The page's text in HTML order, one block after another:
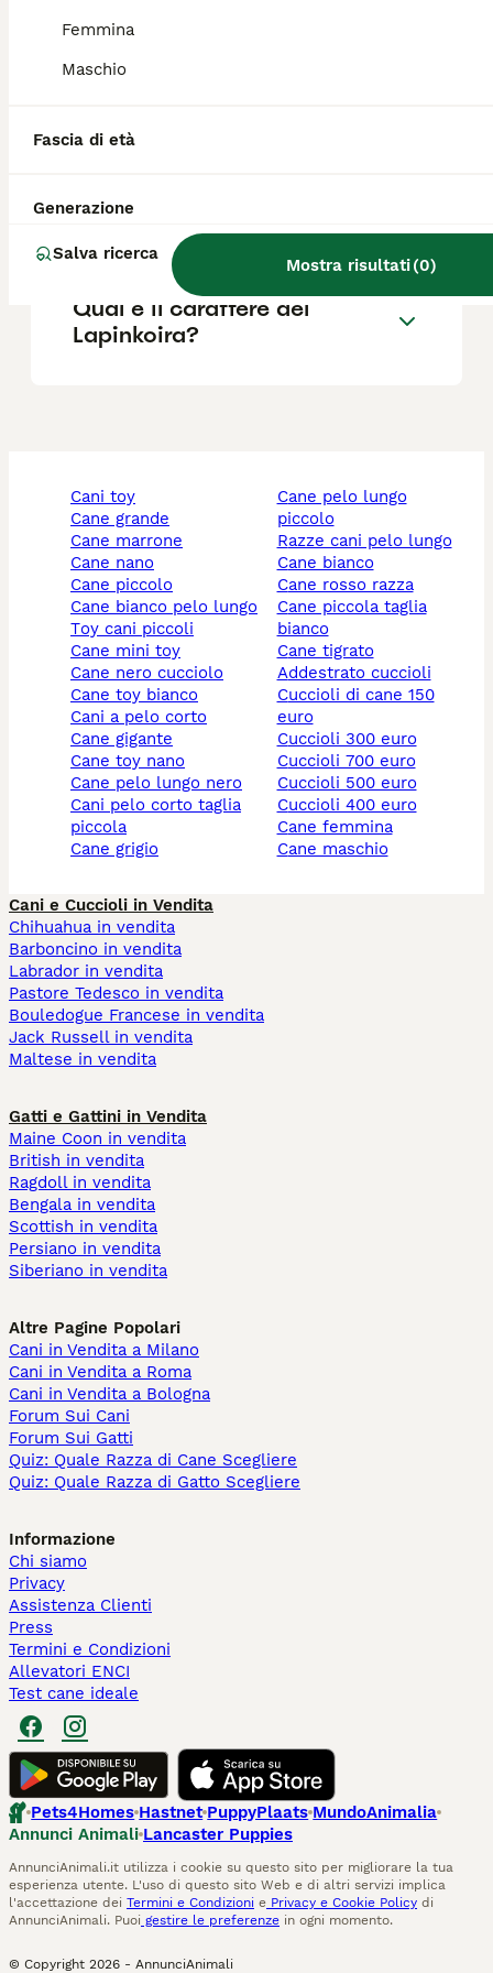
Femmina
Maschio
Fascia di età
Generazione
Salva ricerca
Mostra risultati(0)
Lapinkoira perde pelo?
Dove posso trovare cuccioli
di Lapinkoira in vendita?
Qual è il carattere del
Lapinkoira?
cani toy
cane grande
cane marrone
cane nano
cane piccolo
cane bianco pelo lungo
toy cani piccoli
cane mini toy
cane nero cucciolo
cane toy bianco
cani a pelo corto
cane gigante
cane toy nano
cane pelo lungo nero
cani pelo corto taglia
piccola
cane grigio
cane pelo lungo
piccolo
razze cani pelo lungo
cane bianco
cane rosso razza
cane piccola taglia
bianco
cane tigrato
addestrato cuccioli
cuccioli di cane 150
euro
cuccioli 300 euro
cuccioli 700 euro
cuccioli 500 euro
cuccioli 400 euro
cane femmina
cane maschio
Cani e Cuccioli in Vendita
Chihuahua in vendita
Barboncino in vendita
Labrador in vendita
Pastore Tedesco in vendita
Bouledogue Francese in vendita
Jack Russell in vendita
Maltese in vendita
Gatti e Gattini in Vendita
Maine Coon in vendita
British in vendita
Ragdoll in vendita
Bengala in vendita
Scottish in vendita
Persiano in vendita
Siberiano in vendita
Altre Pagine Popolari
Cani in Vendita a Milano
Cani in Vendita a Roma
Cani in Vendita a Bologna
Forum Sui Cani
Forum Sui Gatti
Quiz: Quale Razza di Cane Scegliere
Quiz: Quale Razza di Gatto Scegliere
Informazione
Chi siamo
Privacy
Assistenza Clienti
Press
Termini e Condizioni
Allevatori ENCI
Test cane ideale
Pets4Homes Hastnet PuppyPlaats MundoAnimalia
Annunci Animali Lancaster Puppies
AnnunciAnimali.it utilizza i cookie su questo sito per migliorare la tua
esperienza utente. L'uso di questo sito Web e di altri servizi implica
l'accettazione dei Termini e Condizioni e Privacy e Cookie Policy di
AnnunciAnimali. Puoi gestire le preferenze in ogni momento.
© Copyright 2026 - AnnunciAnimali